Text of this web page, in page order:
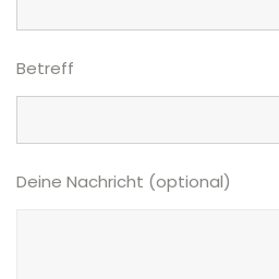
Betreff
Deine Nachricht (optional)